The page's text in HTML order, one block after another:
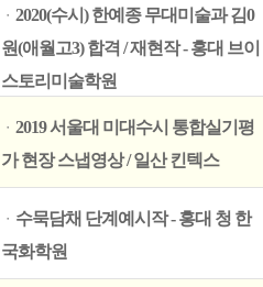
ㆍ 2020(수시) 한예종 무대미술과 김0
원(애월고3) 합격 / 재현작 - 홍대 브이
스토리미술학원
ㆍ 2019 서울대 미대수시 통합실기평
가 현장 스냅영상 / 일산 킨텍스
ㆍ 수묵담채 단계예시작 - 홍대 청 한
국화학원